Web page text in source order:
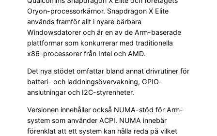
Oryon-processorkärnor. Snapdragon X Elite
används framför allt i nyare bärbara
Windowsdatorer och är en av de Arm-baserade
plattformar som konkurrerar med traditionella
x86-processorer från Intel och AMD.
Det nya stödet omfattar bland annat drivrutiner för
batteri- och laddningsövervakning, GPIO-
anslutningar och I2C-styrenheter.
Versionen innehåller också NUMA-stöd för Arm-
system som använder ACPI. NUMA innebär
förenklat att ett system kan hålla reda på vilket